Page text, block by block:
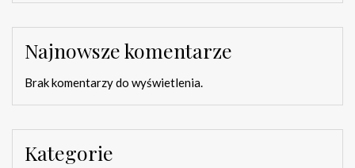
Najnowsze komentarze
Brak komentarzy do wyświetlenia.
Kategorie